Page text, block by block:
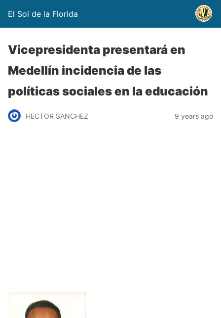
El Sol de la Florida
Vicepresidenta presentará en
Medellín incidencia de las
políticas sociales en la educación
HECTOR SANCHEZ 9 years ago